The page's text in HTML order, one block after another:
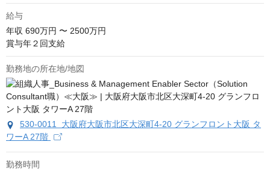
給与
年収 690万円 〜 2500万円
賞与年２回支給
勤務地の所在地/地図
530-0011 大阪府大阪市北区大深町4-20 グランフロント大阪 タ
ワーA 27階
勤務時間